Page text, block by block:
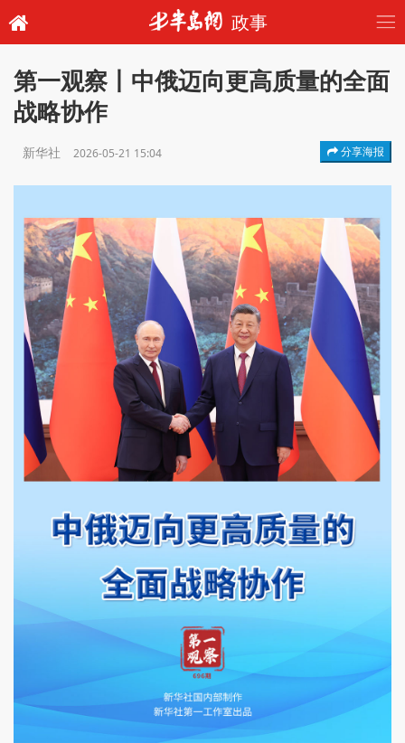
政事
第一观察丨中俄迈向更高质量的全面
战略协作
新华社 2026-05-21 15:04 分享海报